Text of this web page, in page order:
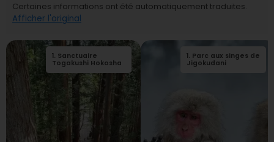
Certaines informations ont été automatiquement traduites.
Afficher l'original
1. Sanctuaire
Togakushi Hokosha
2 Sanctuaire
intermédiaire du
1. Parc aux singes de
Jigokudani